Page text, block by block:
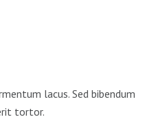
lacus. Sed bibendum
tortor.